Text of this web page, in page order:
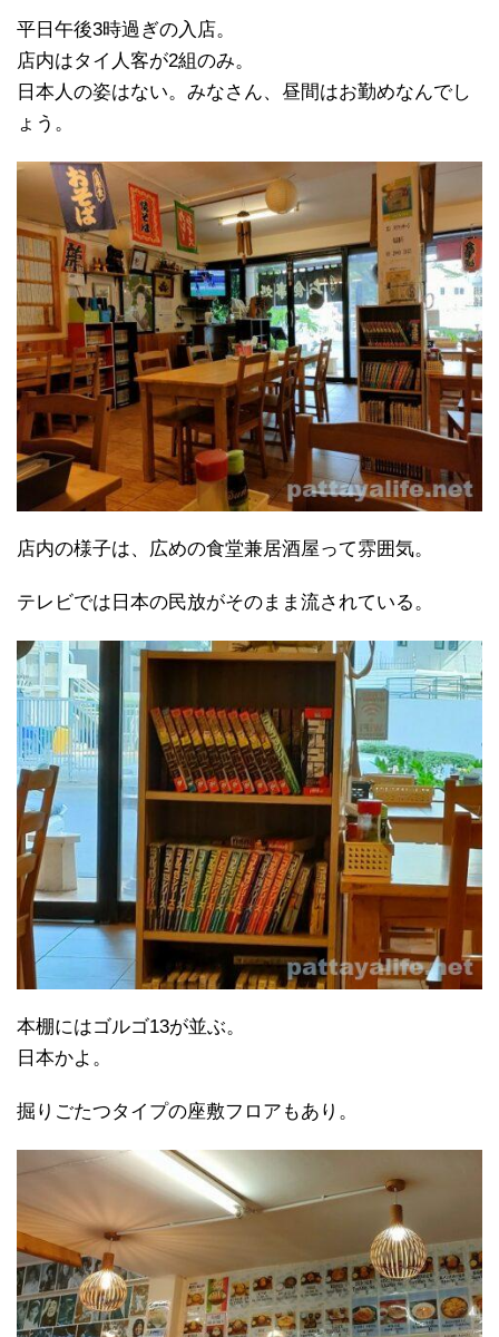
平日午後3時過ぎの入店。
店内はタイ人客が2組のみ。
日本人の姿はない。みなさん、昼間はお勤めなんでし
ょう。
店内の様子は、広めの食堂兼居酒屋って雰囲気。
テレビでは日本の民放がそのまま流されている。
本棚にはゴルゴ13が並ぶ。
日本かよ。
掘りごたつタイプの座敷フロアもあり。